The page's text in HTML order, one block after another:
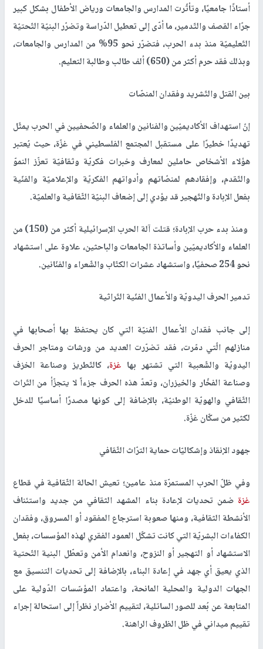
أستاذًا جامعيًا، وتأثّرت المدارس والجامعات ورياض الأطفال بشكل كبير
جرّاء القصف والتّدمير، ما أدّى إلى تعطيل الدّراسة وتضرّر البنيّة التّحتيّة
التّعليميّة منذ بدء الحرب، فتضرّر نحو 95% من المدارس والجامعات،
وبذلك فقد حرم أكثر من (650) ألف طالب وطالبة التعليم.
بين القتل والتّشريد وفقدان المنصّات
إنّ استهداف الأكاديميّين والفنانين والعلماء والصّحفيين في الحرب يمثّل
تهديدًا خطيرًا على مستقبل المجتمع الفلسطيني في غزّة، حيث يُعتبر
هؤلاء الأشخاص حاملين لمعارف وخبرات فكريّة وثقافيّة تعزّز النموّ
والتّقدم، وإفقادهم لمنصّاتهم وأدواتهم الفكريّة والإعلاميّة والفنّية
بفعل الإبادة والتّهجير قد يؤدي إلى إضعاف البنيّة الثّقافية والعلميّة.
ومنذ بدء حرب الإبادة؛ قتلت آلة الحرب الإسرائيلية أكثر من (150) من
العلماء والأكاديميّين وأساتذة الجامعات والباحثين، علاوة على استشهاد
نحو 254 صحفيًا، واستشهاد عشرات الكتّاب والشّعراء والفنّانين.
تدمير الحرف اليدويّة والأعمال الفنّية التّراثية
إلى جانب فقدان الأعمال الفنيّة التي كان يحتفظ بها أصحابها في
منازلهم الّتي دمّرت، فقد تضرّرت العديد من ورشات ومتاجر الحرف
اليدويّة والشّعبية التي تشتهر بها غزة، كالتّطريز وصناعة الخزف
وصناعة الفخّار والخيزران، وتعدّ هذه الحرف جزءاً لا يتجزّأ من التّراث
الثّقافي والهويّة الوطنيّة، بالإضافة إلى كونها مصدرًا أساسيًا للدخل
لكثير من سكّان غزّة.
جهود الإنقاذ وإشكاليّات حماية الترّاث الثّقافي
وفي ظلّ الحرب المستمرّة منذ عامين؛ تعيش الحالة الثّقافية في قطاع
غزة ضمن تحديات لإعادة بناء المشهد الثقافي من جديد واستئناف
الأنشطة الثقافية، ومنها صعوبة استرجاع المفقود أو المسروق، وفقدان
الكفاءات البشريّة التي كانت تشكّل العمود الفقري لهذه المؤسسات، بفعل
الاستشهاد أو التهجير أو النزوح، وانعدام الأمن وتعطّل البنية التّحتية
الذي يعيق أي جهد في إعادة البناء، بالإضافة إلى تحديات التنسيق مع
الجهات الدولية والمحلية المانحة، واعتماد المؤسّسات الدّولية على
المتابعة عن بُعد للصور الساتلية، لتقييم الأضرار نظراً إلى استحالة إجراء
تقييم ميداني في ظل الظروف الراهنة.